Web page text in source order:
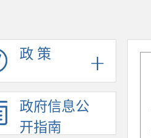
政 策
政府信息公
开指南